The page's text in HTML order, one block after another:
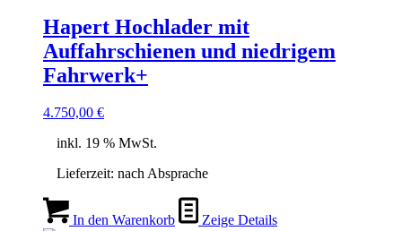
Hapert Hochlader mit
Auffahrschienen und niedrigem
Fahrwerk+
4.750,00 €
inkl. 19 % MwSt.
Lieferzeit: nach Absprache
In den Warenkorb Zeige Details